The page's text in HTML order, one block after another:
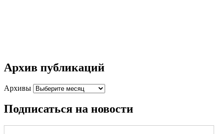
Архив публикаций
Архивы
Подписаться на новости